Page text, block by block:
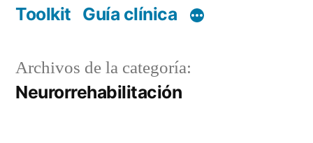
Toolkit Guía clínica
Archivos de la categoría:
Neurorrehabilitación